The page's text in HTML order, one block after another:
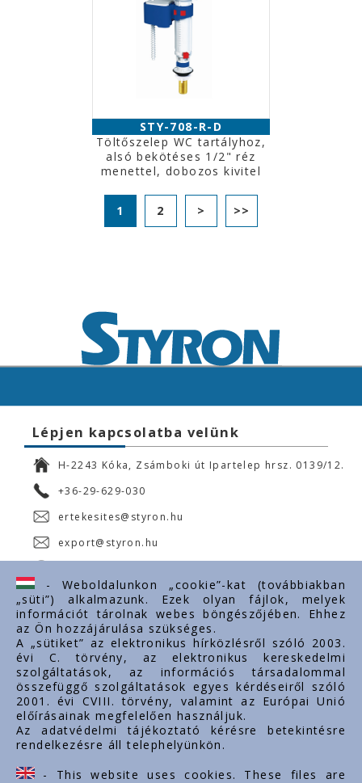
STY-708-R-D
Töltőszelep WC tartályhoz,
alsó bekötéses 1/2" réz
menettel, dobozos kivitel
1 2 > >>
Lépjen kapcsolatba velünk
H-2243 Kóka, Zsámboki út Ipartelep hrsz. 0139/12.
+36-29-629-030
ertekesites@styron.hu
export@styron.hu
Fontos linkek
Rólunk
Dokumentumok
Kapcsolat
Karrier
Cég adatok
Tárhely adatok
- Weboldalunkon „cookie”-kat (továbbiakban
„süti”) alkalmazunk. Ezek olyan fájlok, melyek
információt tárolnak webes böngészőjében. Ehhez
az Ön hozzájárulása szükséges.
A „sütiket” az elektronikus hírközlésről szóló 2003.
évi C. törvény, az elektronikus kereskedelmi
szolgáltatások, az információs társadalommal
összefüggő szolgáltatások egyes kérdéseiről szóló
2001. évi CVIII. törvény, valamint az Európai Unió
előírásainak megfelelően használjuk.
Az adatvédelmi tájékoztató kérésre betekintésre
rendelkezésre áll telephelyünkön.
- This website uses cookies. These files are